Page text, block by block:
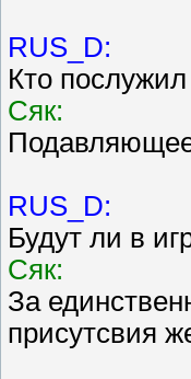
RUS_D:
Кто
Сяк:
RUS_D:
Будут ли в
Сяк:
За
присутсвия